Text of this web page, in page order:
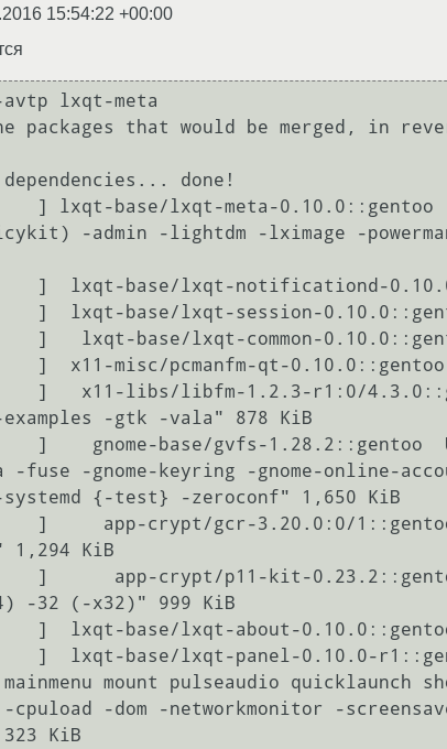
15:54:22 +00:00
avtp lxqt-meta
packages that would be merged, in
done!
] lxqt-base/lxqt-meta-0.10.0::gentoo
-admin -lightdm -lximage -
]  lxqt-base/lxqt-notificationd-
]  lxqt-base/lxqt-session-
]   lxqt-base/lxqt-common-
]  x11-misc/pcmanfm-qt-
]   x11-libs/libfm-1.2.3-r1:0/
examples -gtk -vala" 878 KiB
]    gnome-base/gvfs-1.28.2::gentoo
-fuse -gnome-keyring -gnome-online-
systemd {-test} -zeroconf" 1,650 KiB
]     app-crypt/gcr-3.20.0:0/
KiB
]      app-crypt/p11-kit-
-32 (-x32)" 999 KiB
]  lxqt-base/lxqt-about-
]  lxqt-base/lxqt-panel-0.10.0-
mount pulseaudio quicklaunch
cpuload -dom -networkmonitor -
KiB